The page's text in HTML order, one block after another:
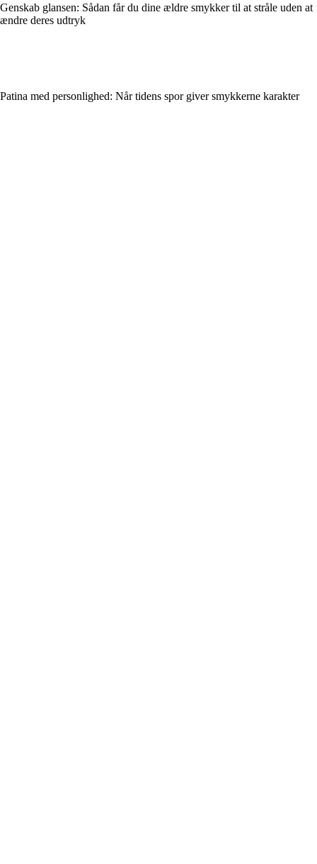
Genskab glansen: Sådan får du dine ældre smykker til at stråle uden at
ændre deres udtryk
Patina med personlighed: Når tidens spor giver smykkerne karakter